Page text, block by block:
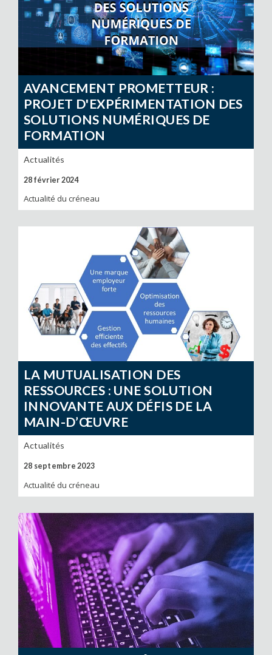
AVANCEMENT PROMETTEUR :
PROJET D'EXPÉRIMENTATION DES
SOLUTIONS NUMÉRIQUES DE
FORMATION
Actualités
28 février 2024
Actualité du créneau
LA MUTUALISATION DES
RESSOURCES : UNE SOLUTION
INNOVANTE AUX DÉFIS DE LA
MAIN-D’ŒUVRE
Actualités
28 septembre 2023
Actualité du créneau